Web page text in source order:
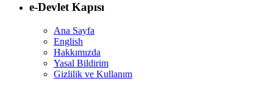
e-Devlet Kapısı
Ana Sayfa
English
Hakkımızda
Yasal Bildirim
Gizlilik ve Kullanım